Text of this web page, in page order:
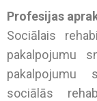
Profesijas
Sociālais
pakalpojumu
pakalpojumu
sociālās